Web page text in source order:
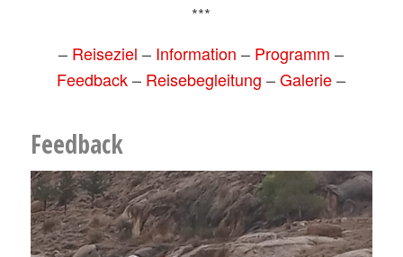
***
– Reiseziel – Information – Programm –
Feedback– Reisebegleitung –Galerie–
Feedback